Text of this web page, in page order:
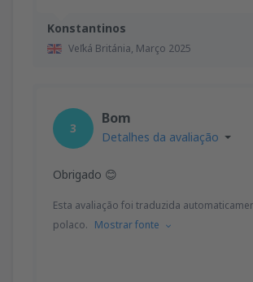
Konstantinos
Veľká Británia, Março 2025
3
Bom
Detalhes da avaliação
Obrigado 😊
Esta avaliação foi traduzida
polaco. Mostrar fonte